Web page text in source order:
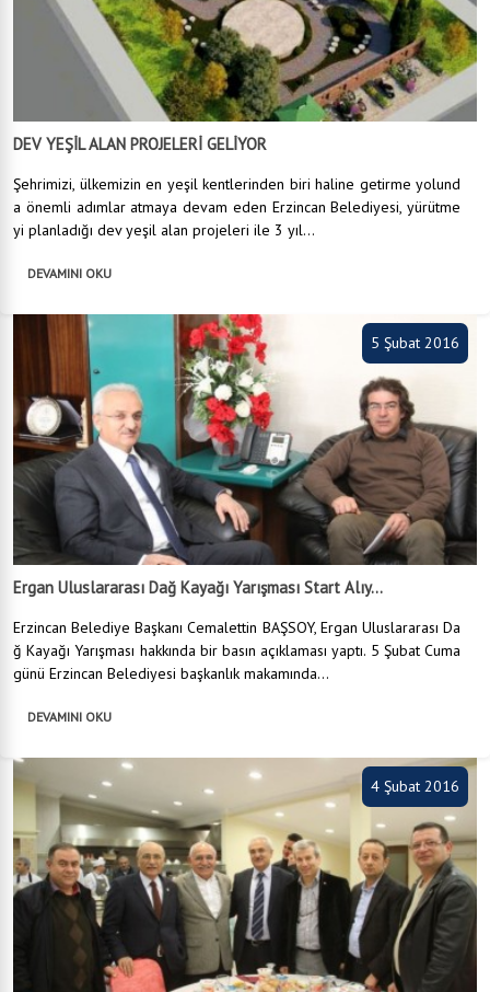
DEV YEŞİL ALAN PROJELERİ GELİYOR
Şehrimizi, ülkemizin en yeşil kentlerinden biri haline getirme yolund
a önemli adımlar atmaya devam eden Erzincan Belediyesi, yürütme
yi planladığı dev yeşil alan projeleri ile 3 yıl...
DEVAMINI OKU
5 Şubat 2016
Ergan Uluslararası Dağ Kayağı Yarışması Start Alıy...
Erzincan Belediye Başkanı Cemalettin BAŞSOY, Ergan Uluslararası Da
ğ Kayağı Yarışması hakkında bir basın açıklaması yaptı. 5 Şubat Cuma
günü Erzincan Belediyesi başkanlık makamında...
DEVAMINI OKU
4 Şubat 2016